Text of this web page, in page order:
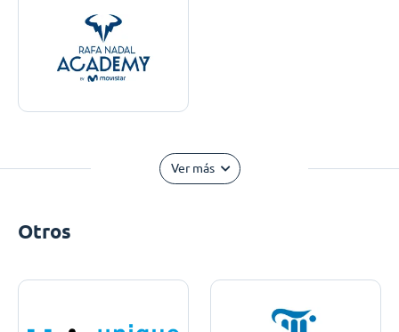
Ver más
Otros